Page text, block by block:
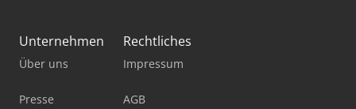
Unternehmen
Über uns
Presse
Rechtliches
Impressum
AGB